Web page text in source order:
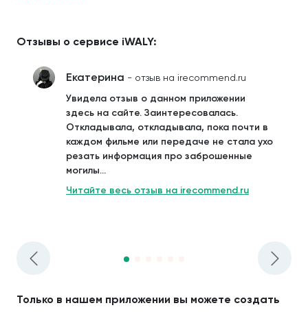
Отзывы о сервисе iWALY:
Екатерина - отзыв на irecommend.ru
Увидела отзыв о данном приложении
здесь на сайте. Заинтересовалась.
Откладывала, откладывала, пока почти в
каждом фильме или передаче не стала ухо
резать информация про заброшенные
могилы...
Читайте весь отзыв на irecommend.ru
Только в нашем приложении вы можете создать